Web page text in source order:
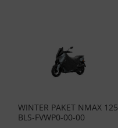
WINTER PAKET NMAX 125
BLS-FVWP0-00-00